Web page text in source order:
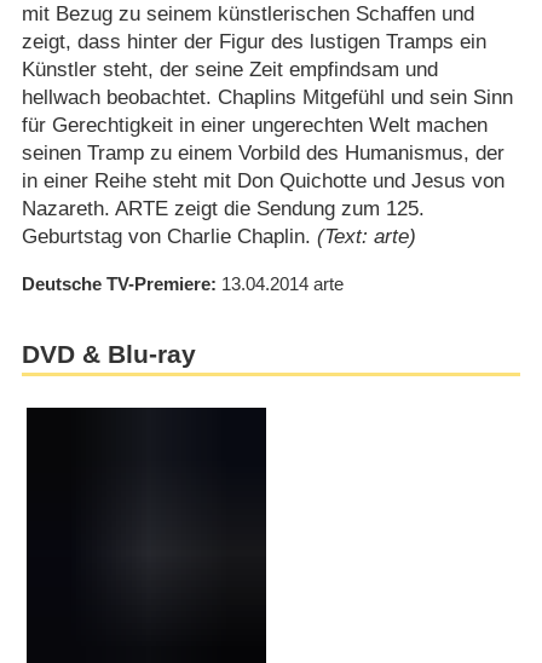
mit Bezug zu seinem künstlerischen Schaffen und
zeigt, dass hinter der Figur des lustigen Tramps ein
Künstler steht, der seine Zeit empfindsam und
hellwach beobachtet. Chaplins Mitgefühl und sein Sinn
für Gerechtigkeit in einer ungerechten Welt machen
seinen Tramp zu einem Vorbild des Humanismus, der
in einer Reihe steht mit Don Quichotte und Jesus von
Nazareth. ARTE zeigt die Sendung zum 125.
Geburtstag von Charlie Chaplin. (Text: arte)
Deutsche TV-Premiere 13.04.2014 arte
DVD & Blu-ray